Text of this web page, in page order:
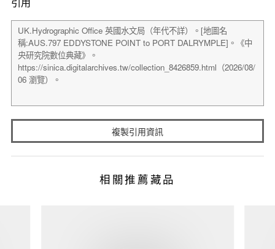
複製引用資訊
相關推薦藏品